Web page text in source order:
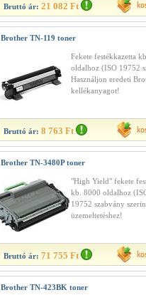
Bruttó ár: 21 082 Ft
Brother TN-119 toner
Fekete festékkazetta
oldalhoz (ISO 19752
Használjon eredeti
kellékanyagot!
Bruttó ár: 8 763 Ft
Brother TN-3480P toner
"High Yield" fekete
kb. 8000 oldalhoz
19752 szabvány
üzemeltetéshez!
Bruttó ár: 71 755 Ft
Brother TN-423BK toner